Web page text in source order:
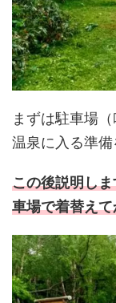
まずは駐車場
温泉に入る準備
この後説明し
車場で着替え